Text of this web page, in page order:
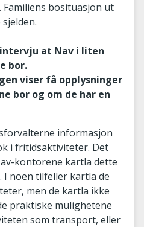
Familiens bosituasjon ut
at Nav i liten
bor.
viser få opplysninger
bor og om de har en
informasjon
i fritidsaktiviteter. Det
kontorene kartla dette
I noen tilfeller kartla de
men de kartla ikke
praktiske mulighetene
som transport, eller